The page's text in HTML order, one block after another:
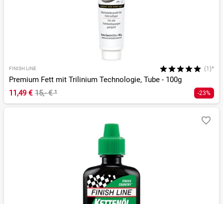
FINISH LINE (1)*
Premium Fett mit Trilinium Technologie, Tube - 100g
11,49 € 15,- €¹ -23%